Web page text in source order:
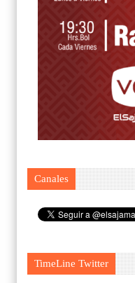
Canales
TimeLine Twitter